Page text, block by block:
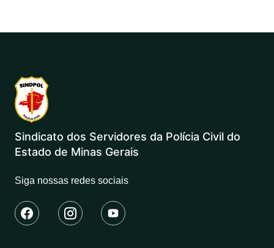
Sindicato dos Servidores da Polícia Civil do
Estado de Minas Gerais
Siga nossas redes sociais